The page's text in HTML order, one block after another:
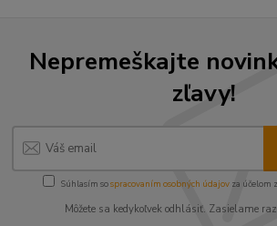
Nepremeškajte
zľavy!
Súhlasím sospracovaním osobných údajov za účelom
Môžete sa kedykoľvek odhlásiť. Zasielame